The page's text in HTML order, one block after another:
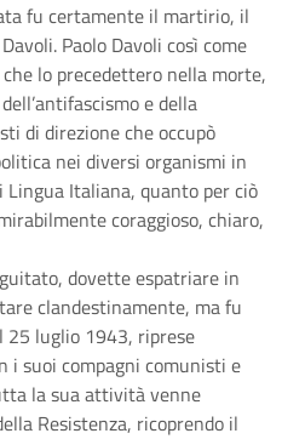
fu certamente il martirio, il
Paolo Davoli così come
lo precedettero nella morte,
e della
di direzione che occupò
nei diversi organismi in
Italiana, quanto per ciò
coraggioso, chiaro,
dovette espatriare in
clandestinamente, ma fu
25 luglio 1943, riprese
suoi compagni comunisti e
la sua attività venne
Resistenza, ricoprendo il